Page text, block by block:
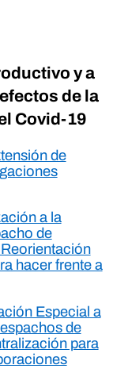
y a
de la
Covid-19
de
a la
de
hacer frente a
Especial a
de
para